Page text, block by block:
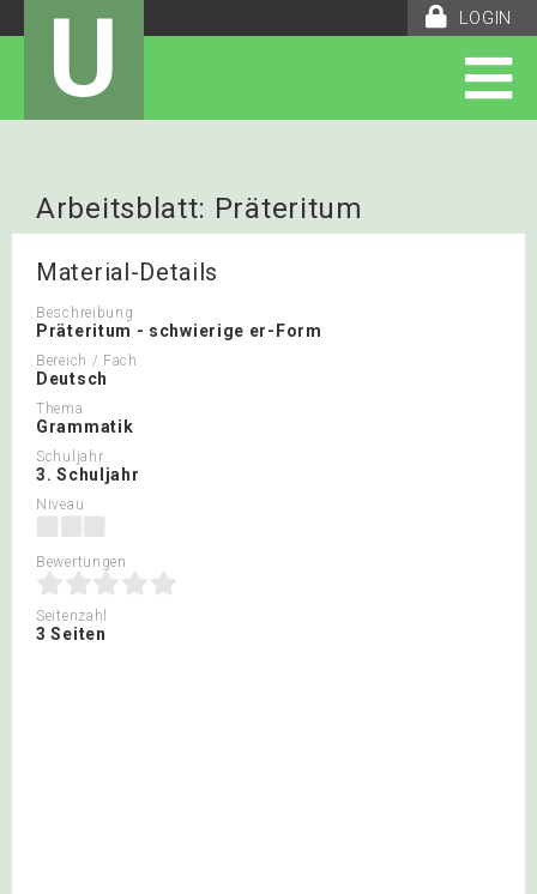
LOGIN
U
Arbeitsblatt: Präteritum
Material-Details
Beschreibung
Präteritum - schwierige er-Form
Bereich / Fach
Deutsch
Thema
Grammatik
Schuljahr
3. Schuljahr
Niveau
Bewertungen
Seitenzahl
3 Seiten